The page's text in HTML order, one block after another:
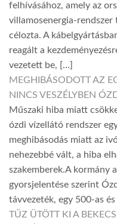
felhívásához, amely az
villamosenergia-rendszer
célozta. A
reagált a
vezetett be, […]
MEGHIBÁSODOTT AZ
NINCS VESZÉLYBEN
Műszaki hiba miatt
ózdi vízellátó rendszer
meghibásodás miatt az
nehezebbé vált, a hiba
szakemberek.A kormány
gyorsjelentése szerint
távvezeték, egy 500-as
TŰZ ÜTÖTT KI A